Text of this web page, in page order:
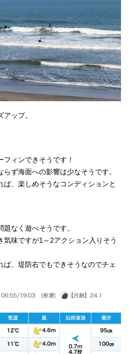
ップ。
ィンできそうです！
ず海面への影響は少なそうです。
、楽しめそうなコンディションと
なく遊べそうです。
気味ですが1～2アクション入りそう
、堤防右でもできそうなのでチェ